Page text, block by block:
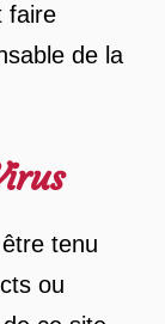
faire
de la
tenu
ou